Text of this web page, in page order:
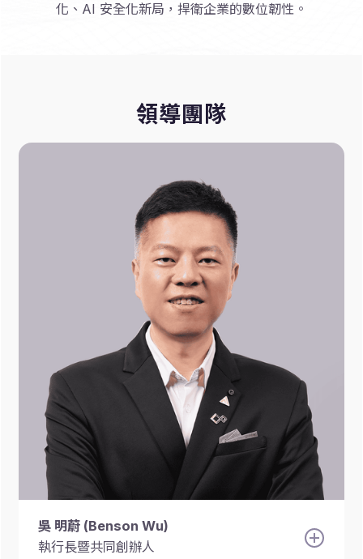
化、AI 安全化新局，捍衛企業的數位韌性。
領導團隊
吳 明蔚 (Benson Wu)
執行長暨共同創辦人